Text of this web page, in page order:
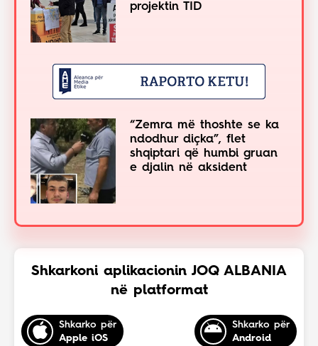
projektin TID
“Zemra më thoshte se ka
ndodhur diçka”, flet
shqiptari që humbi gruan
e djalin në aksident
Shkarkoni aplikacionin JOQ ALBANIA
në platformat
Shkarko për
Apple iOS
Shkarko për
Android